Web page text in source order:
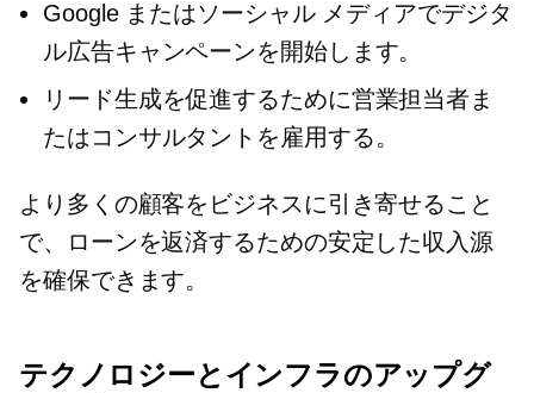
Google またはソーシャル メディアでデジタ
ル広告キャンペーンを開始します。
リード生成を促進するために営業担当者ま
たはコンサルタントを雇用する。
より多くの顧客をビジネスに引き寄せること
で、ローンを返済するための安定した収入源
を確保できます。
テクノロジーとインフラのアップグ